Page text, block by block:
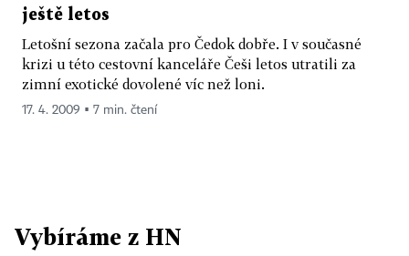
ještě letos
Letošní sezona začala pro Čedok dobře. I v současné
krizi u této cestovní kanceláře Češi letos utratili za
zimní exotické dovolené víc než loni.
17. 4. 2009 ▪ 7 min. čtení
Vybíráme z HN